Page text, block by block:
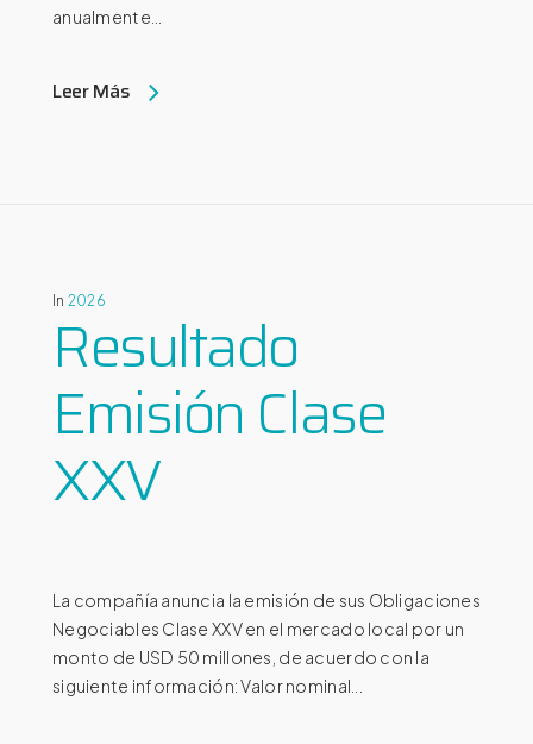
anualmente...
Leer Más
In 2026
Resultado
Emisión Clase
XXV
La compañía anuncia la emisión de sus Obligaciones
Negociables Clase XXV en el mercado local por un
monto de USD 50 millones, de acuerdo con la
siguiente información: Valor nominal...